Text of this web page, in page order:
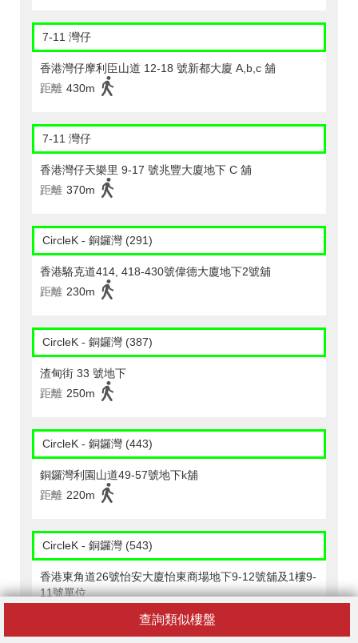
查詢類似樓盤
7-11 灣仔
香港灣仔摩利臣山道 12-18 號新都大廈 A,b,c 舖
距離 430m
7-11 灣仔
香港灣仔天樂里 9-17 號兆豐大廈地下 C 舖
距離 370m
CircleK - 銅鑼灣 (291)
香港駱克道414, 418-430號偉德大廈地下2號舖
距離 230m
CircleK - 銅鑼灣 (387)
渣甸街 33 號地下
距離 250m
CircleK - 銅鑼灣 (443)
銅鑼灣利園山道49-57號地下k舖
距離 220m
CircleK - 銅鑼灣 (543)
香港東角道26號怡安大廈怡東商場地下9-12號舖及1樓9-
11號單位